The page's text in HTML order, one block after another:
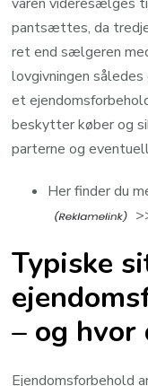
pantsættes, da
ret end sælgeren
lovgivningen
et
beskytter køber og
parterne og
Her finder du
Typiske
– og hvor
Ejendomsforbehold